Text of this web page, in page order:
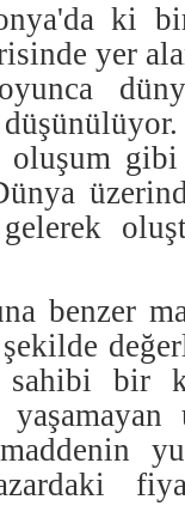
ki
yer
oluşum
benzer
sahibi bir